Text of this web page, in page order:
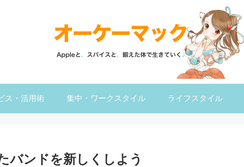
ス・活用術 集中・ワークスタイル ライフスタイル
バンドを新しくしよう